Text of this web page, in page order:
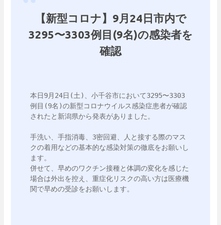
【新型コロナ】9月24日市内で
3295〜3303例目(9名)の感染者を
確認
本日9月24日(土)、小千谷市において3295〜3303
例目(9名)の新型コロナウイルス感染症患者が確認
されたと新潟県から発表がありました。
手洗い、手指消毒、3密回避、人と接する際のマス
クの着用などの基本的な感染対策の徹底をお願いし
ます。
併せて、早めのワクチン接種と体調の変化を感じた
場合は外出を控え、重症化リスクの高い方は医療機
関で早めの受診をお願いします。